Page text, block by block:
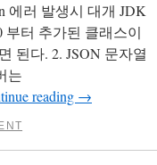
에러 발생시 대개 JDK
부터 추가된 클래스이
된다. 2. JSON 문자열
는
reading →